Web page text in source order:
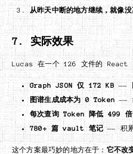
从昨天中断的地方继续，就像没
7. 实际效果
Lucas 在一个 126 文件的 React
Graph JSON 仅 172 KB——
图谱生成成本为 0 Token ——
每次查询 Token 降低 499 倍
780+ 篇 vault 笔记—— 积累
这个方案最巧妙的地方在于：它不改